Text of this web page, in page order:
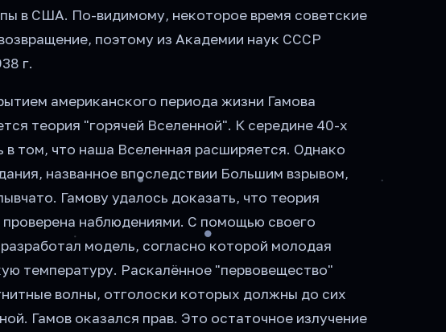
в США. По-видимому, некоторое время советские
поэтому из Академии наук СССР
г.
американского периода жизни Гамова
теория "горячей Вселенной". К середине 40-х
в том, что наша Вселенная расширяется. Однако
названное впоследствии Большим взрывом,
Гамову удалось доказать, что теория
наблюдениями. С помощью своего
модель, согласно которой молодая
температуру. Раскалённое "первовещество"
волны, отголоски которых должны до сих
Гамов оказался прав. Это остаточное излучение